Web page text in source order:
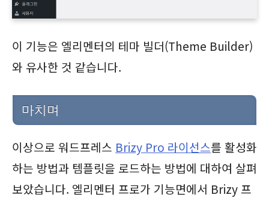
이 기능은 엘리멘터의 테마 빌더(Theme Builder)
와 유사한 것 같습니다.
마치며
이상으로 워드프레스 Brizy Pro 라이선스를 활성화
하는 방법과 템플릿을 로드하는 방법에 대하여 살펴
보았습니다. 엘리멘터 프로가 기능면에서 Brizy 프